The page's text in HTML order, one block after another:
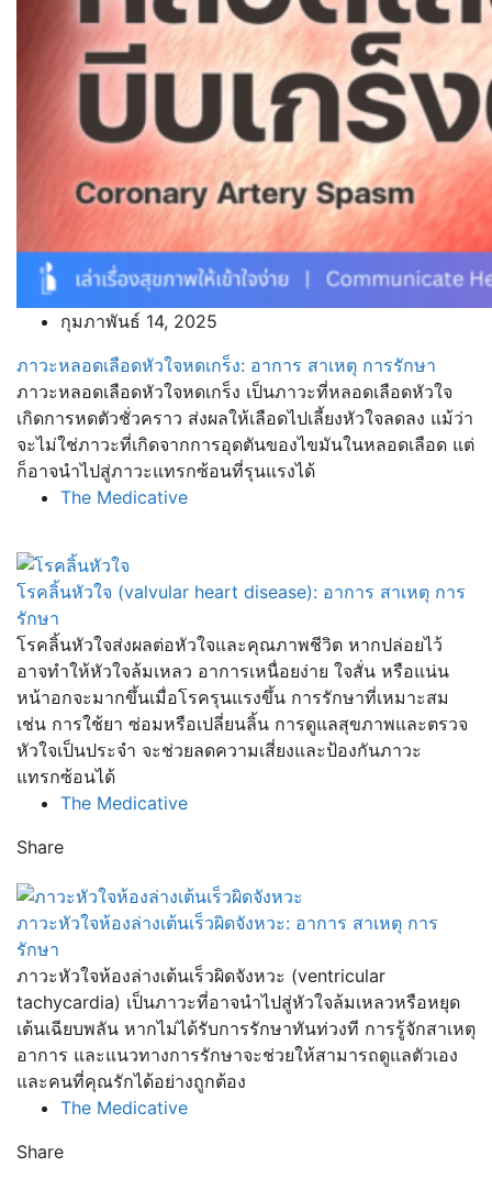
กุมภาพันธ์ 14, 2025
ภาวะหลอดเลือดหัวใจหดเกร็ง: อาการ สาเหตุ การรักษา
ภาวะหลอดเลือดหัวใจหดเกร็ง เป็นภาวะที่หลอดเลือดหัวใจ
เกิดการหดตัวชั่วคราว ส่งผลให้เลือดไปเลี้ยงหัวใจลดลง แม้ว่า
จะไม่ใช่ภาวะที่เกิดจากการอุดตันของไขมันในหลอดเลือด แต่
ก็อาจนำไปสู่ภาวะแทรกซ้อนที่รุนแรงได้
The Medicative
โรคลิ้นหัวใจ (valvular heart disease): อาการ สาเหตุ การ
รักษา
โรคลิ้นหัวใจส่งผลต่อหัวใจและคุณภาพชีวิต หากปล่อยไว้
อาจทำให้หัวใจล้มเหลว อาการเหนื่อยง่าย ใจสั่น หรือแน่น
หน้าอกจะมากขึ้นเมื่อโรครุนแรงขึ้น การรักษาที่เหมาะสม
เช่น การใช้ยา ซ่อมหรือเปลี่ยนลิ้น การดูแลสุขภาพและตรวจ
หัวใจเป็นประจำ จะช่วยลดความเสี่ยงและป้องกันภาวะ
แทรกซ้อนได้
The Medicative
Share
ภาวะหัวใจห้องล่างเต้นเร็วผิดจังหวะ: อาการ สาเหตุ การ
รักษา
ภาวะหัวใจห้องล่างเต้นเร็วผิดจังหวะ (ventricular
tachycardia) เป็นภาวะที่อาจนำไปสู่หัวใจล้มเหลวหรือหยุด
เต้นเฉียบพลัน หากไม่ได้รับการรักษาทันท่วงที การรู้จักสาเหตุ
อาการ และแนวทางการรักษาจะช่วยให้สามารถดูแลตัวเอง
และคนที่คุณรักได้อย่างถูกต้อง
The Medicative
Share